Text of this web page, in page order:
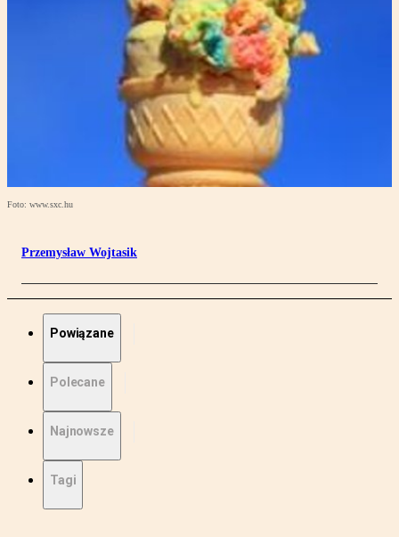
Foto: www.sxc.hu
Przemysław Wojtasik
Powiązane
Polecane
Najnowsze
Tagi